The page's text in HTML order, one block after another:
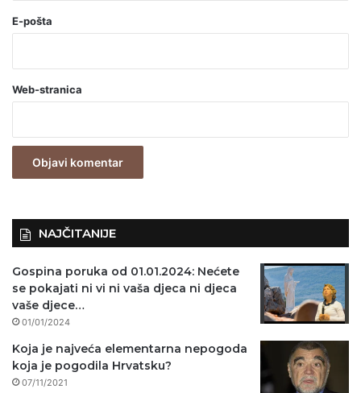
o
a
v
z
E-pošta
Web-stranica
NAJČITANIJE
Gospina poruka od 01.01.2024: Nećete
se pokajati ni vi ni vaša djeca ni djeca
vaše djece…
01/01/2024
Koja je najveća elementarna nepogoda
koja je pogodila Hrvatsku?
07/11/2021